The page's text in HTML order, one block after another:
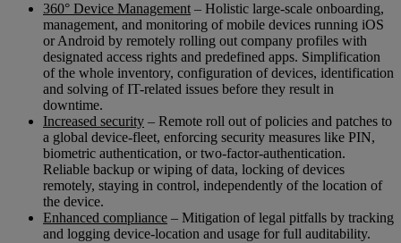
360° Device Management – Holistic large-scale onboarding,
management, and monitoring of mobile devices running iOS
or Android by remotely rolling out company profiles with
designated access rights and predefined apps. Simplification
of the whole inventory, configuration of devices, identification
and solving of IT-related issues before they result in
downtime.
Increased security – Remote roll out of policies and patches to
a global device-fleet, enforcing security measures like PIN,
biometric authentication, or two-factor-authentication.
Reliable backup or wiping of data, locking of devices
remotely, staying in control, independently of the location of
the device.
Enhanced compliance – Mitigation of legal pitfalls by tracking
and logging device-location and usage for full auditability.